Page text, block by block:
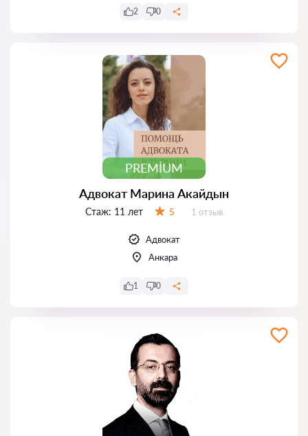
2 0
PREMIUM
Адвокат Марина Акайдын
Стаж: 11 лет 5 Отзывов:
1 отзыв
Адвокат
Анкара
1 0